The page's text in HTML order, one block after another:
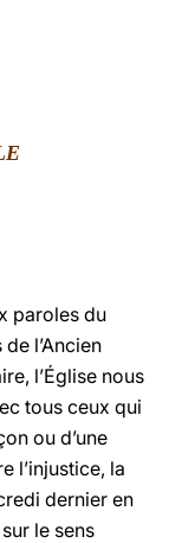
paroles du
l’Ancien
l’Église nous
tous ceux qui
ou d’une
l’injustice, la
dernier en
le sens